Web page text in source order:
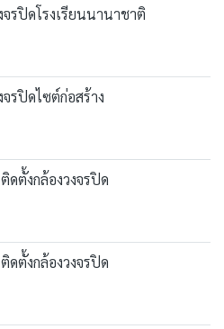
รปิดโรงเรียนนานาชาติ
รปิดไซต์ก่อสร้าง
ดตั้งกล้องวงจรปิด
ดตั้งกล้องวงจรปิด